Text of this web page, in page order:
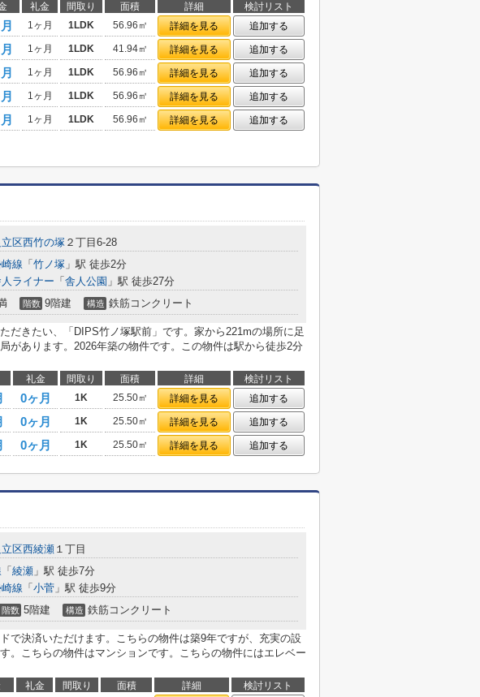
礼金 間取り 面積 詳細
検討リスト
1ヶ月 1LDK 56.96㎡ 詳細を見る
追加する
1ヶ月 1LDK 41.94㎡ 詳細を見る
追加する
1ヶ月 1LDK 56.96㎡ 詳細を見る
追加する
1ヶ月 1LDK 56.96㎡ 詳細を見る
追加する
1ヶ月 1LDK 56.96㎡ 詳細を見る 追加する
立区西竹の塚 ２丁目6-28
線 「 竹ノ塚 」駅 徒歩2分
ライナー 「 舎人公園 」駅 徒歩27分
階数 9階建 構造 鉄筋コンクリート
だきたい、「DIPS竹ノ塚駅前」です。家から221mの場所に足
があります。2026年築の物件です。この物件は駅から徒歩2分
礼金 間取り 面積 詳細
検討リスト
0ヶ月 1K 25.50㎡ 詳細を見る
追加する
0ヶ月 1K 25.50㎡ 詳細を見る
追加する
0ヶ月 1K 25.50㎡ 詳細を見る 追加する
立区西綾瀬 １丁目
「 綾瀬 」駅 徒歩7分
線 「 小菅 」駅 徒歩9分
階数 5階建 構造 鉄筋コンクリート
で決済いただけます。こちらの物件は築9年ですが、充実の設
。こちらの物件はマンションです。こちらの物件にはエレベー
礼金 間取り 面積 詳細
検討リスト